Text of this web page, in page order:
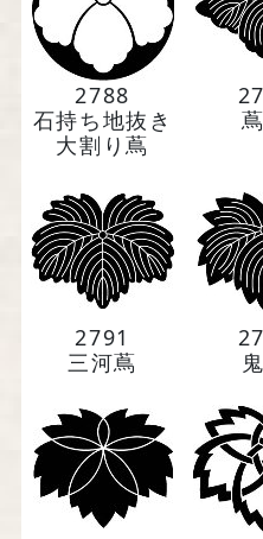
TEL
受付時間 土日
会社案内・ア
特定商取引法
事業者の皆様
2788
石持ち地抜き
大割り蔦
2791
三河蔦